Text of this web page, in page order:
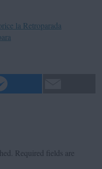
la Retroparada
Required fields are